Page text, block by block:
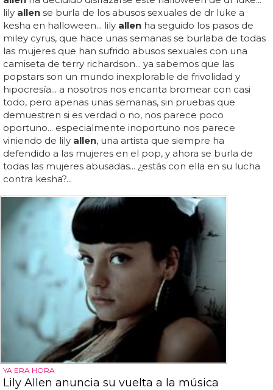
lily allen se burla de los abusos sexuales de dr luke a
kesha en halloween... lily allen ha seguido los pasos de
miley cyrus, que hace unas semanas se burlaba de todas
las mujeres que han sufrido abusos sexuales con una
camiseta de terry richardson... ya sabemos que las
popstars son un mundo inexplorable de frivolidad y
hipocresía... a nosotros nos encanta bromear con casi
todo, pero apenas unas semanas, sin pruebas que
demuestren si es verdad o no, nos parece poco
oportuno... especialmente inoportuno nos parece
viniendo de lily allen, una artista que siempre ha
defendido a las mujeres en el pop, y ahora se burla de
todas las mujeres abusadas... ¿estás con ella en su lucha
contra kesha?...
YA ERA HORA
Lily Allen anuncia su vuelta a la música